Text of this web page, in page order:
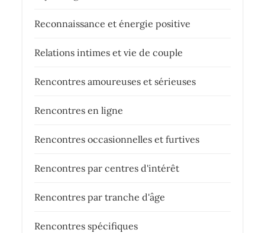
Reconnaissance et énergie positive
Relations intimes et vie de couple
Rencontres amoureuses et sérieuses
Rencontres en ligne
Rencontres occasionnelles et furtives
Rencontres par centres d'intérêt
Rencontres par tranche d'âge
Rencontres spécifiques